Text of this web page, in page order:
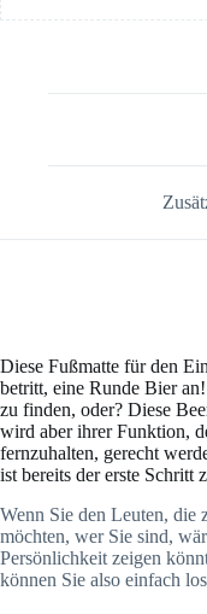
Diese Fußmatte für den
betritt, eine Runde Bier
zu finden, oder? Diese
wird aber ihrer Funktion,
fernzuhalten, gerecht
ist bereits der erste Schritt
Wenn Sie den Leuten, die
möchten, wer Sie sind,
Persönlichkeit zeigen
können Sie also einfach